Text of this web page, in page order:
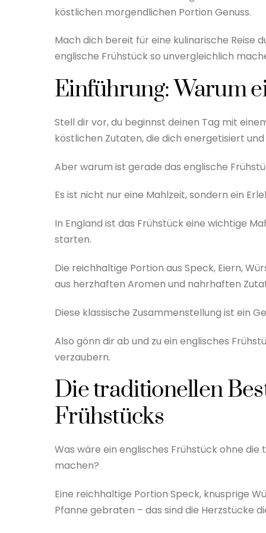
köstlichen morgendlichen Portion Genuss.
Mach dich bereit für eine kulinarische Reise
englische Frühstück so unvergleichlich
Einführung: Warum
Stell dir vor, du beginnst deinen Tag mit
köstlichen Zutaten, die dich energetisiert
Aber warum ist gerade das englische
Es ist nicht nur eine Mahlzeit, sondern ein
In England ist das Frühstück eine wichtige
starten.
Die reichhaltige Portion aus Speck, Eiern,
aus herzhaften Aromen und nahrhaften
Diese klassische Zusammenstellung ist ein
Also gönn dir ab und zu ein englisches
verzaubern.
Die traditionellen
Frühstücks
Was wäre ein englisches Frühstück ohne
machen?
Eine reichhaltige Portion Speck, knusprige
Pfanne gebraten – das sind die Herzstücke